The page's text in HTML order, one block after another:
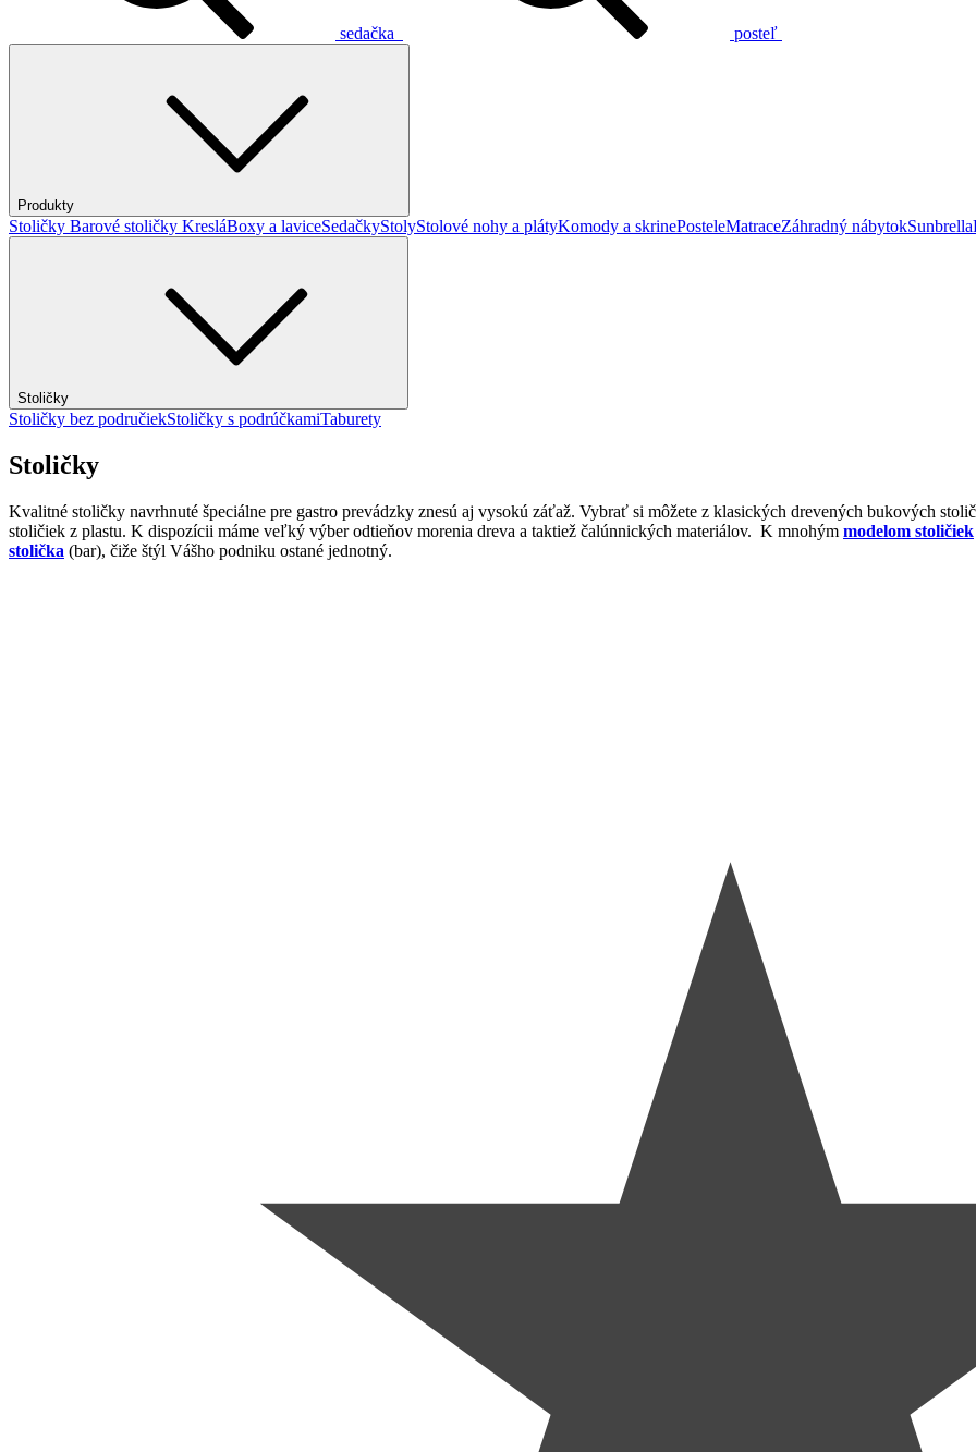
sedačka posteľ
Produkty
Stoličky Barové stoličky KresláBoxy a laviceSedačkyStolyStolové nohy a plátyKomody a skrinePosteleMatraceZáhradný nábytokSunbrella
Stoličky
Stoličky bez područiekStoličky s podrúčkamiTaburety
Stoličky
Kvalitné stoličky navrhnuté špeciálne pre gastro prevádzky znesú aj vysokú záťaž. Vybrať si môžete z klasických drevených bukových
stoličiek z plastu. K dispozícii máme veľký výber odtieňov morenia dreva a taktiež čalúnnických materiálov. K mnohým modelom stoličiek
stolička (bar), čiže štýl Vášho podniku ostané jednotný.